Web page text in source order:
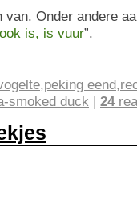
Onder andere
is, is vuur”.
,peking eend,
smoked duck | 24